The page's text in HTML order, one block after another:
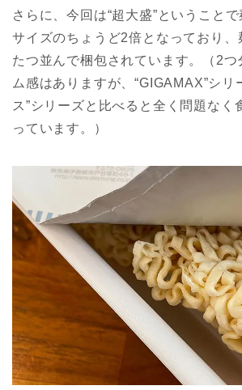
さらに、今回は“超大盛”ということ
サイズのちょうど2倍となっており、
たつ並んで梱包されています。（2つ
ム感はありますが、“GIGAMAX”シリ
ス”シリーズと比べると全く問題なく
っています。）